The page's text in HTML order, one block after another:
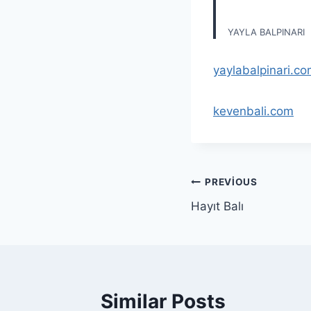
YAYLA BALPINARI
kevenbali.com
Yazı
gezinmesi
PREVIOUS
Hayıt Balı
Similar Posts